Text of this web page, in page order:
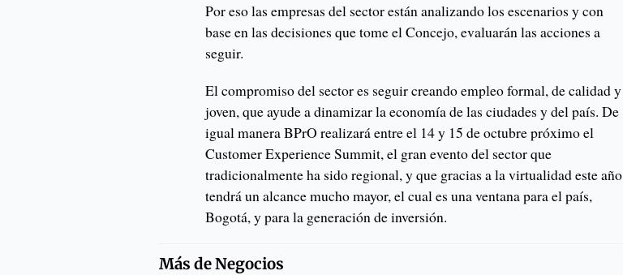
Por eso las empresas del sector están analizando los escenarios y con
base en las decisiones que tome el Concejo, evaluarán las acciones a
seguir.
El compromiso del sector es seguir creando empleo formal, de calidad y
joven, que ayude a dinamizar la economía de las ciudades y del país. De
igual manera BPrO realizará entre el 14 y 15 de octubre próximo el
Customer Experience Summit, el gran evento del sector que
tradicionalmente ha sido regional, y que gracias a la virtualidad este año
tendrá un alcance mucho mayor, el cual es una ventana para el país,
Bogotá, y para la generación de inversión.
Más deNegocios